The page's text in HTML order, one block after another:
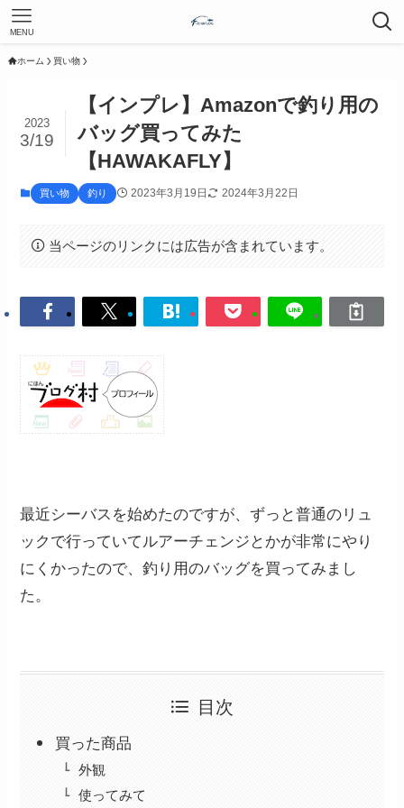
MENU
ホーム 買い物
【インプレ】Amazonで釣り用の
バッグ買ってみた
【HAWAKAFLY】
2023
3/19
買い物 釣り 2023年3月19日 2024年3月22日
当ページのリンクには広告が含まれています。
最近シーバスを始めたのですが、ずっと普通のリュ
ックで行っていてルアーチェンジとかが非常にやり
にくかったので、釣り用のバッグを買ってみまし
た。
目次
買った商品
外観
使ってみて